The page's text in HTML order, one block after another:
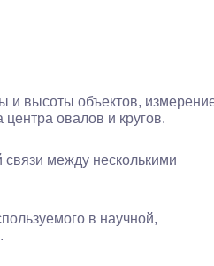
и высоты объектов,
овалов и кругов.
между несколькими
в научной,